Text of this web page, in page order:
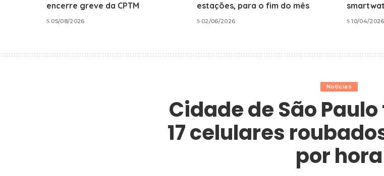
encerre greve da CPTM
05/08/2026
estações, para o fim do mês
02/06/2026 10/04/2026
Notícias
Cidade de São
17 celulares
por hora